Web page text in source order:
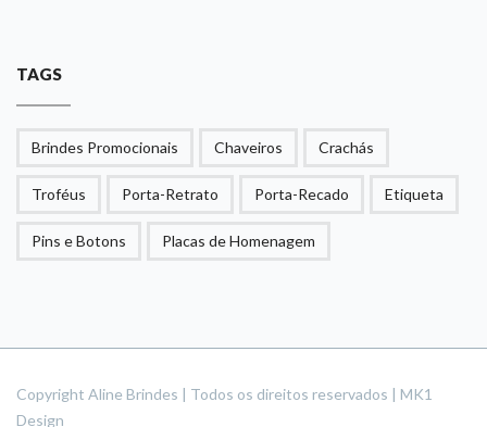
TAGS
Brindes Promocionais Chaveiros Crachás
Troféus Porta-Retrato Porta-Recado Etiqueta
Pins e Botons Placas de Homenagem
Copyright Aline Brindes | Todos os direitos reservados | MK1
Design